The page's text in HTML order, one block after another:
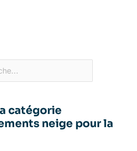
catégorie
neige pour la